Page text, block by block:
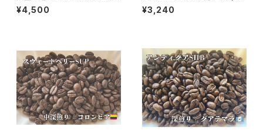
B
¥4,500
0g×3袋)
¥3,240